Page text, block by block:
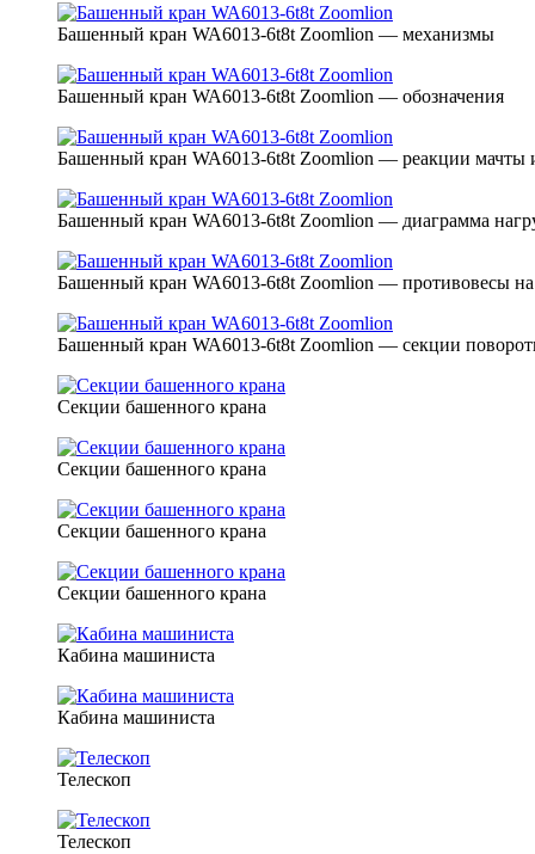
Башенный кран WA6013-6t8t Zoomlion — механизмы
Башенный кран WA6013-6t8t Zoomlion — обозначения
Башенный кран WA6013-6t8t Zoomlion — реакции мачты
Башенный кран WA6013-6t8t Zoomlion — диаграмма
Башенный кран WA6013-6t8t Zoomlion — противовесы на
Башенный кран WA6013-6t8t Zoomlion — секции
Секции башенного крана
Секции башенного крана
Секции башенного крана
Секции башенного крана
Кабина машиниста
Кабина машиниста
Телескоп
Телескоп